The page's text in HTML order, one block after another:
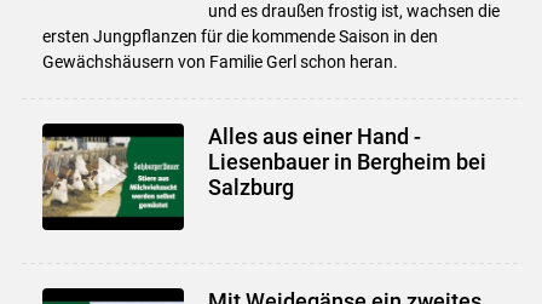
und es draußen frostig ist, wachsen die
ersten Jungpflanzen für die kommende Saison in den
Gewächshäusern von Familie Gerl schon heran.
Alles aus einer Hand -
Liesenbauer in Bergheim bei
Salzburg